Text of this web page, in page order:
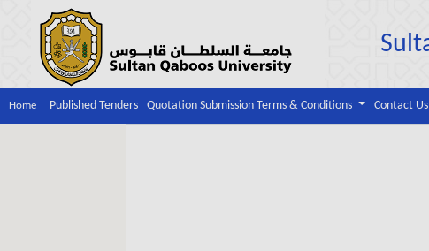
Home Published Tenders Quotation Submission Terms & Conditions Contact Us